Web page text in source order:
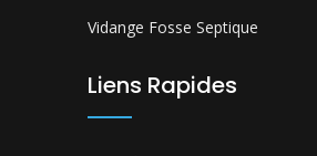
Vidange Fosse Septique
Liens Rapides